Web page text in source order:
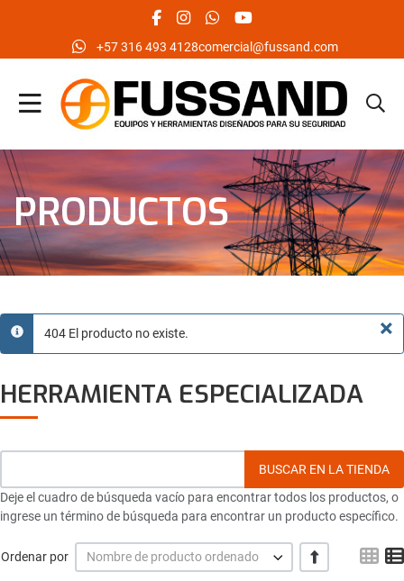
facebook social link
instagram social link
whatsapp social link
youtube social link
‪+57 316 493 4128‬comercial@fussand.com
PRODUCTOS
×
info
404 El producto no existe.
HERRAMIENTA ESPECIALIZADA
Deje el cuadro de búsqueda vacío para encontrar todos los productos, o
ingrese un término de búsqueda para encontrar un producto específico.
Ordenar por Nombre de producto ordenado +/-